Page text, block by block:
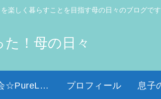
楽しく暮らすことを目指す母の日々のブログです
！母の日々
line家族会☆PureLight☆ プロフィール